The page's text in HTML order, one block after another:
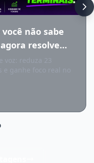
não sabe
resolve